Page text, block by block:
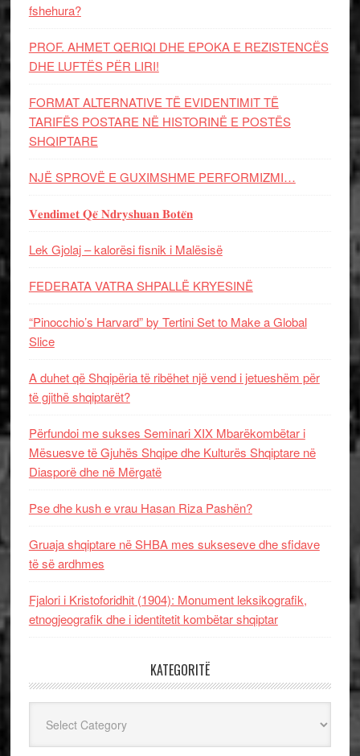
fshehura?
PROF. AHMET QERIQI DHE EPOKA E REZISTENCЁS
DHE LUFTЁS PЁR LIRI!
FORMAT ALTERNATIVE TË EVIDENTIMIT TË
TARIFËS POSTARE NË HISTORINË E POSTËS
SHQIPTARE
NJË SPROVË E GUXIMSHME PERFORMIZMI…
𝐕𝐞𝐧𝐝𝐢𝐦𝐞𝐭 𝐐𝐞̈ 𝐍𝐝𝐫𝐲𝐬𝐡𝐮𝐚𝐧 𝐁𝐨𝐭𝐞̈𝐧
Lek Gjolaj – kalorësi fisnik i Malësisë
FEDERATA VATRA SHPALLË KRYESINË
“Pinocchio’s Harvard” by Tertini Set to Make a Global
Slice
A duhet që Shqipëria të ribëhet një vend i jetueshëm për
të gjithë shqiptarët?
Përfundoi me sukses Seminari XIX Mbarëkombëtar i
Mësuesve të Gjuhës Shqipe dhe Kulturës Shqiptare në
Diasporë dhe në Mërgatë
Pse dhe kush e vrau Hasan Riza Pashën?
Gruaja shqiptare në SHBA mes sukseseve dhe sfidave
të së ardhmes
Fjalori i Kristoforidhit (1904): Monument leksikografik,
etnogjeografik dhe i identitetit kombëtar shqiptar
KATEGORITË